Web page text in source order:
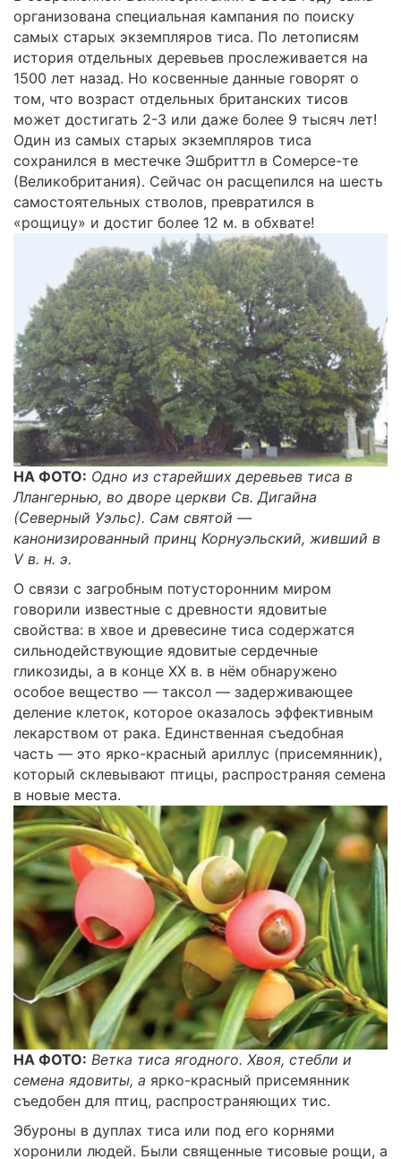
организована специальная кампания по поиску
самых старых экземпляров тиса. По летописям
история отдельных деревьев прослеживается на
1500 лет назад. Но косвенные данные говорят о
том, что возраст отдельных британских тисов
может достигать 2-3 или даже более 9 тысяч лет!
Один из самых старых экземпляров тиса
сохранился в местечке Эшбриттл в Сомерсе-те
(Великобритания). Сейчас он расщепился на шесть
самостоятельных стволов, превратился в
«рощицу» и достиг более 12 м. в обхвате!
НА ФОТО: Одно из старейших деревьев тиса в
Ллангернью, во дворе церкви Св. Дигайна
(Северный Уэльс). Сам святой —
канонизированный принц Корнуэльский, живший в
V в. н. э.
О связи с загробным потусторонним миром
говорили известные с древности ядовитые
свойства: в хвое и древесине тиса содержатся
сильнодействующие ядовитые сердечные
гликозиды, а в конце XX в. в нём обнаружено
особое вещество — таксол — задерживающее
деление клеток, которое оказалось эффективным
лекарством от рака. Единственная съедобная
часть — это ярко-красный ариллус (присемянник),
который склевывают птицы, распространяя семена
в новые места.
НА ФОТО: Ветка тиса ягодного. Хвоя, стебли и
семена ядовиты, а ярко-красный присемянник
съедобен для птиц, распространяющих тис.
Эбуроны в дуплах тиса или под его корнями
хоронили людей. Были священные тисовые рощи, а